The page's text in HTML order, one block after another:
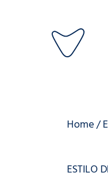
contenido
Home/
ESTILO